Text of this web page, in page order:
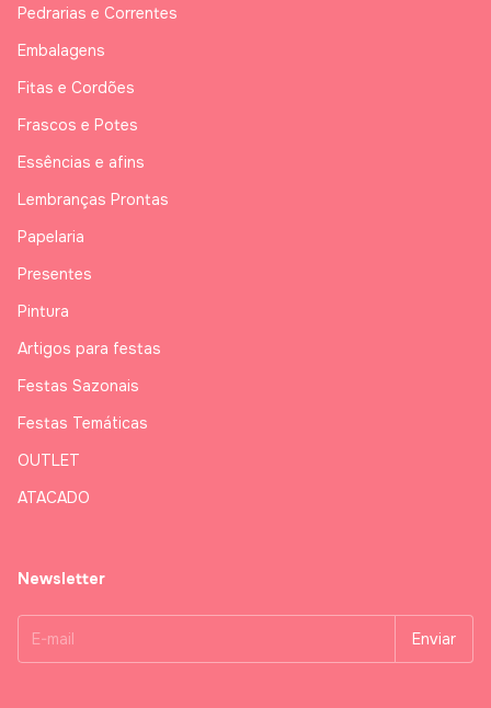
Pedrarias e Correntes
Embalagens
Fitas e Cordões
Frascos e Potes
Essências e afins
Lembranças Prontas
Papelaria
Presentes
Pintura
Artigos para festas
Festas Sazonais
Festas Temáticas
OUTLET
ATACADO
Newsletter